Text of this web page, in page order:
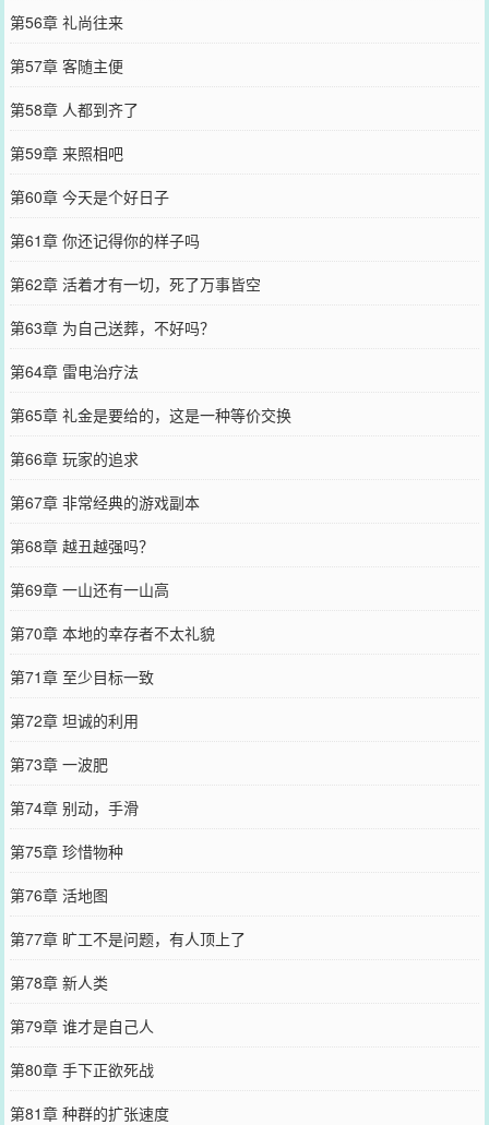
第56章 礼尚往来
第57章 客随主便
第58章 人都到齐了
第59章 来照相吧
第60章 今天是个好日子
第61章 你还记得你的样子吗
第62章 活着才有一切，死了万事皆空
第63章 为自己送葬，不好吗？
第64章 雷电治疗法
第65章 礼金是要给的，这是一种等价交换
第66章 玩家的追求
第67章 非常经典的游戏副本
第68章 越丑越强吗？
第69章 一山还有一山高
第70章 本地的幸存者不太礼貌
第71章 至少目标一致
第72章 坦诚的利用
第73章 一波肥
第74章 别动，手滑
第75章 珍惜物种
第76章 活地图
第77章 旷工不是问题，有人顶上了
第78章 新人类
第79章 谁才是自己人
第80章 手下正欲死战
第81章 种群的扩张速度